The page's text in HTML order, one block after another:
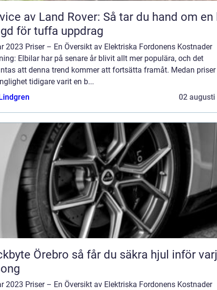
av Land Rover: Så tar du hand om en
för tuffa uppdrag
2023 Priser – En Översikt av Elektriska Fordonens Kostnader
Elbilar har på senare år blivit allt mer populära, och det
att denna trend kommer att fortsätta framåt. Medan
tidigare varit en b...
02 augusti
så får du säkra hjul inför varje
2023 Priser – En Översikt av Elektriska Fordonens Kostnader